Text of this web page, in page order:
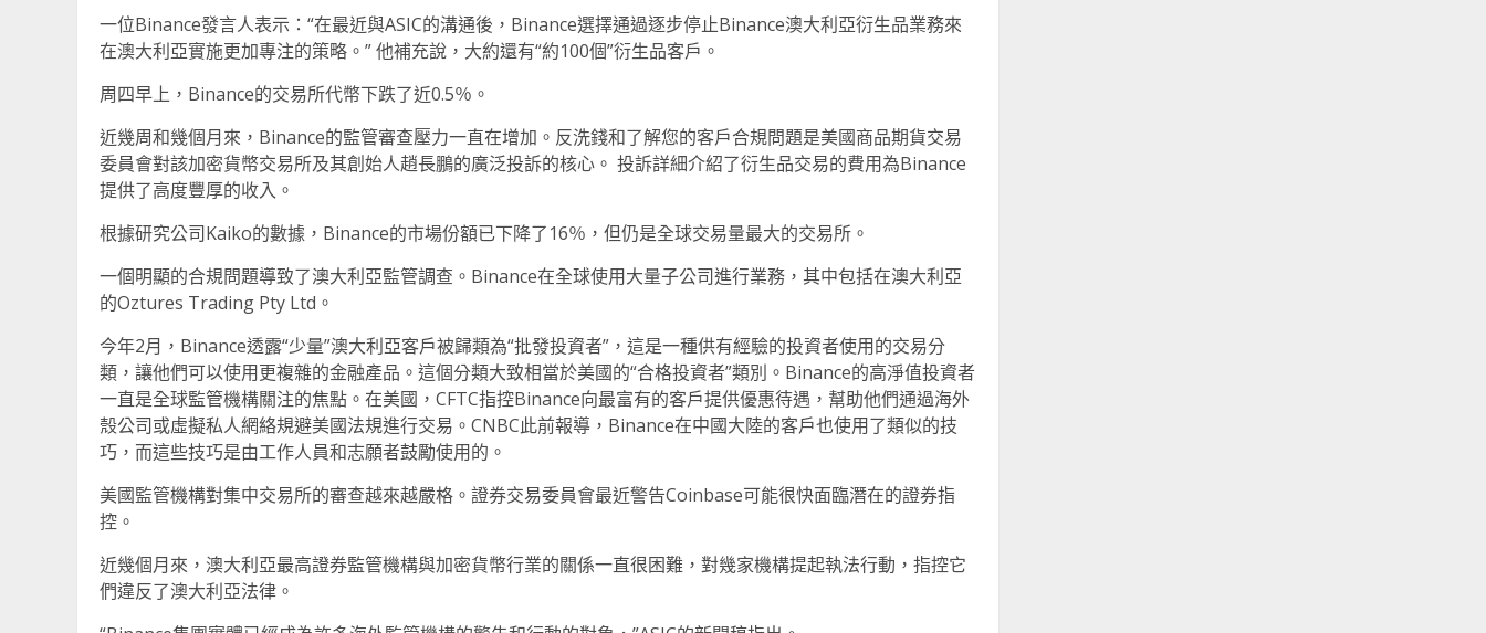
一位Binance發言人表示：“在最近與ASIC的溝通後，Binance選擇通過逐步停止Binance澳大利亞衍生品業務來
在澳大利亞實施更加專注的策略。” 他補充說，大約還有“約100個”衍生品客戶。
周四早上，Binance的交易所代幣下跌了近0.5％。
近幾周和幾個月來，Binance的監管審查壓力一直在增加。反洗錢和了解您的客戶合規問題是美國商品期貨交易
委員會對該加密貨幣交易所及其創始人趙長鵬的廣泛投訴的核心。 投訴詳細介紹了衍生品交易的費用為Binance
提供了高度豐厚的收入。
根據研究公司Kaiko的數據，Binance的市場份額已下降了16％，但仍是全球交易量最大的交易所。
一個明顯的合規問題導致了澳大利亞監管調查。Binance在全球使用大量子公司進行業務，其中包括在澳大利亞
的Oztures Trading Pty Ltd。
今年2月，Binance透露“少量”澳大利亞客戶被歸類為“批發投資者”，這是一種供有經驗的投資者使用的交易分
類，讓他們可以使用更複雜的金融產品。這個分類大致相當於美國的“合格投資者”類別。Binance的高淨值投資者
一直是全球監管機構關注的焦點。在美國，CFTC指控Binance向最富有的客戶提供優惠待遇，幫助他們通過海外
殼公司或虛擬私人網絡規避美國法規進行交易。CNBC此前報導，Binance在中國大陸的客戶也使用了類似的技
巧，而這些技巧是由工作人員和志願者鼓勵使用的。
美國監管機構對集中交易所的審查越來越嚴格。證券交易委員會最近警告Coinbase可能很快面臨潛在的證券指
控。
近幾個月來，澳大利亞最高證券監管機構與加密貨幣行業的關係一直很困難，對幾家機構提起執法行動，指控它
們違反了澳大利亞法律。